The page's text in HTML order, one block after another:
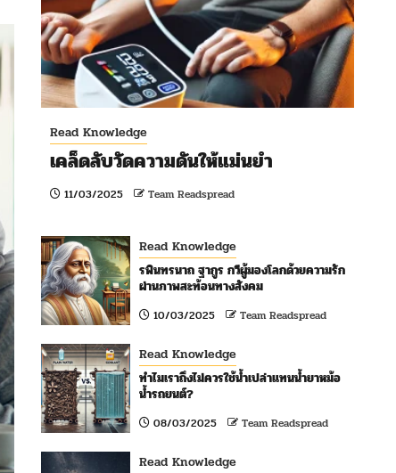
Read Knowledge
เคล็ดลับวัดความดันให้แม่นยำ
11/03/2025 Team Readspread
Read Knowledge
รพินทรนาถ ฐากูร กวีผู้มองโลกด้วยความรัก
ผ่านภาพสะท้อนทางสังคม
10/03/2025 Team Readspread
Read Knowledge
ทำไมเราถึงไม่ควรใช้น้ำเปล่าแทนน้ำยาหม้อ
น้ำรถยนต์?
08/03/2025 Team Readspread
Read Knowledge